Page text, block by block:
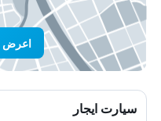
اعرض
سيارت ايجار